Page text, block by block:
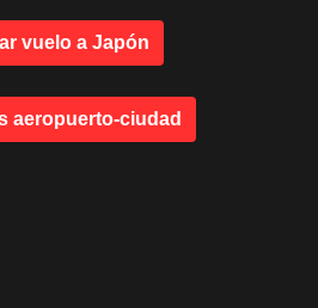
vuelo a Japón
aeropuerto-ciudad